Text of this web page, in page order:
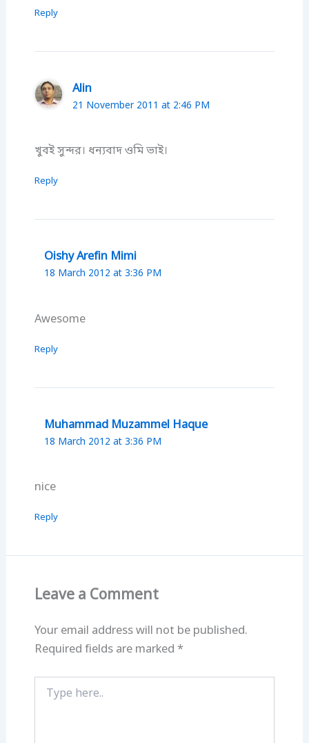
Reply
Alin
21 November 2011 at 2:46 PM
খুবই সুন্দর। ধন্যবাদ ওমি ভাই।
Reply
Oishy Arefin Mimi
18 March 2012 at 3:36 PM
Awesome
Reply
Muhammad Muzammel Haque
18 March 2012 at 3:36 PM
nice
Reply
Leave a Comment
Your email address will not be published.
Required fields are marked *
here..